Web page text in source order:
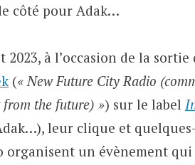
côté pour Adak…
à l’occasion de la
(« New Future City Radio
the future) ») sur le label
leur clique et
organisent un évènement qui